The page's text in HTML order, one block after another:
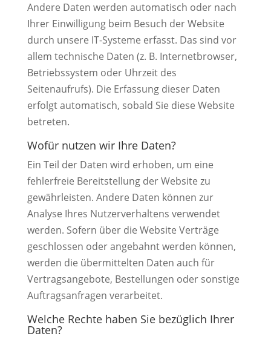
Andere Daten werden automatisch oder nach
Ihrer Einwilligung beim Besuch der Website
durch unsere IT-Systeme erfasst. Das sind vor
allem technische Daten (z. B. Internetbrowser,
Betriebssystem oder Uhrzeit des
Seitenaufrufs). Die Erfassung dieser Daten
erfolgt automatisch, sobald Sie diese Website
betreten.
Wofür nutzen wir Ihre Daten?
Ein Teil der Daten wird erhoben, um eine
fehlerfreie Bereitstellung der Website zu
gewährleisten. Andere Daten können zur
Analyse Ihres Nutzerverhaltens verwendet
werden. Sofern über die Website Verträge
geschlossen oder angebahnt werden können,
werden die übermittelten Daten auch für
Vertragsangebote, Bestellungen oder sonstige
Auftragsanfragen verarbeitet.
Welche Rechte haben Sie bezüglich Ihrer
Daten?